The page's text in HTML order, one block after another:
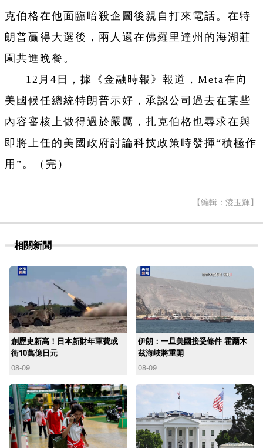
克伯格在他面臨暗殺企圖後親自打來電話。在特
朗普贏得大選後，兩人還在佛羅里達州的海湖莊
園共進晚餐。
12月4日，據《金融時報》報道，Meta在向
美國候任總統特朗普示好，承認公司過去在某些
內容審核上做得過於嚴厲，扎克伯格也尋求在與
即將上任的美國政府討論科技政策時發揮“積極作
用”。（完）
【編輯：淩玉輝】
相關新聞
創歷史新高！日本新財年軍費或
衝10萬億日元
08-09
伊朗：一旦美國接受條件 霍爾木
茲海峽將重開
08-09